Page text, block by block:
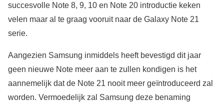
succesvolle Note 8, 9, 10 en Note 20 introductie keken
velen maar al te graag vooruit naar de Galaxy Note 21
serie.
Aangezien Samsung inmiddels heeft bevestigd dit jaar
geen nieuwe Note meer aan te zullen kondigen is het
aannemelijk dat de Note 21 nooit meer geïntroduceerd zal
worden. Vermoedelijk zal Samsung deze benaming